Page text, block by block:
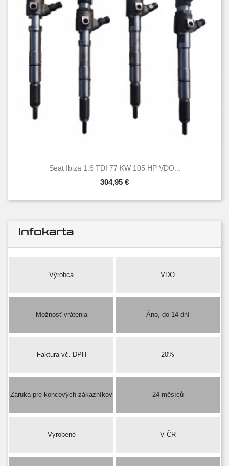
Seat Ibiza 1.6 TDI 77 KW 105 HP VDO...
304,95 €
Infokarta
Výrobca VDO
Možnosť vrátenia Áno, do 14 dní
Faktura vč. DPH 20%
Záruka pre koncových zákazníkov 24 měsíců
Vyrobené V ČR